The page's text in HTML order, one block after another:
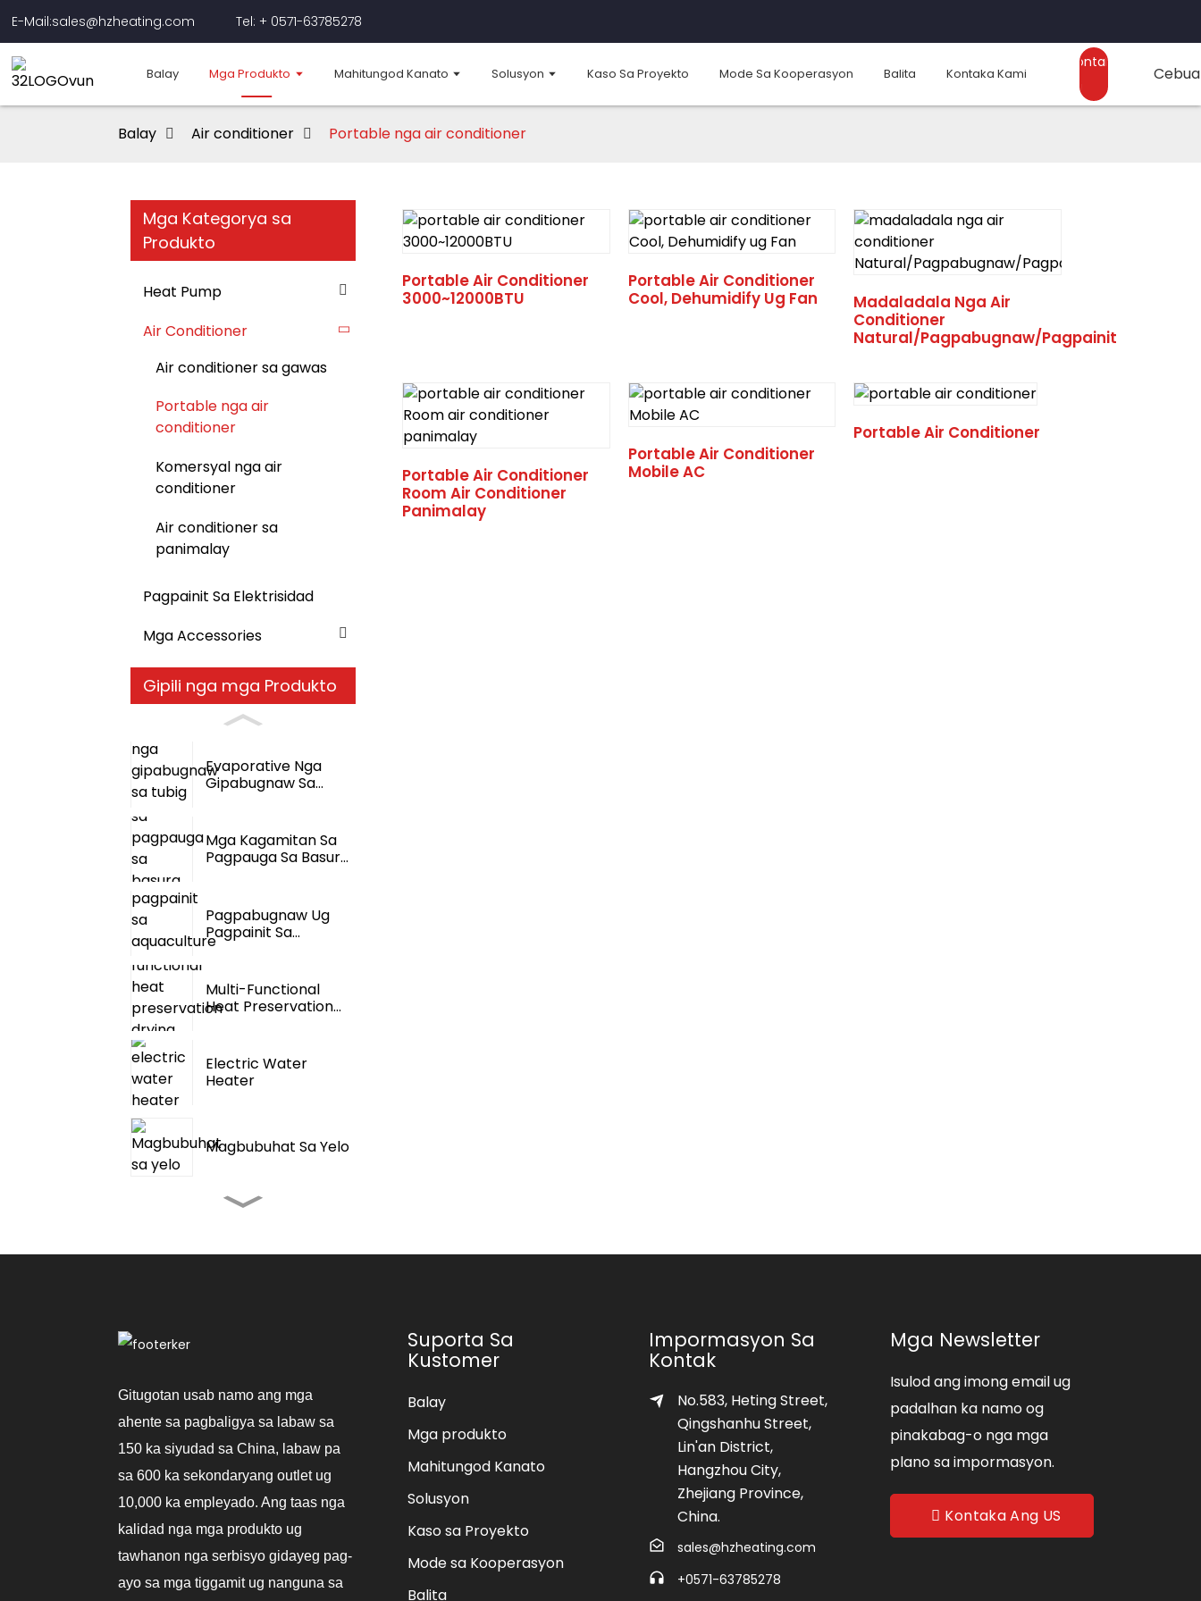
E-Mail:sales@hzheating.com Tel: + 0571-63785278
Balay Mga Produkto Mahitungod Kanato Solusyon Kaso Sa Proyekto Mode Sa Kooperasyon Balita Kontaka Kami
Kontaka
Mi
Balay Air conditioner Portable nga air conditioner
Mga Kategorya sa
Produkto
Heat Pump
Air Conditioner
Air conditioner sa gawas
Portable nga air
conditioner
Komersyal nga air
conditioner
Air conditioner sa
panimalay
Pagpainit Sa Elektrisidad
Mga Accessories
Gipili nga mga Produkto
Evaporative Nga
Gipabugnaw Sa
Mga Kagamitan Sa
Pagpauga Sa Basura
Pagpabugnaw Ug
Pagpainit Sa
Aquaculture Sa Usa
Multi-Functional
Heat Preservation
Electric Water
Heater
Magbubuhat Sa Yelo
Ang Kamping Sa
Dehumidify Ug Fan
Madaladala Nga Air
Conditioner
Natural/Pagpabugnaw/Pagpainit
Portable Air Conditioner
3000~12000BTU
Portable Air Conditioner
Cool, Dehumidify Ug Fan
Madaladala Nga Air
Conditioner
Natural/Pagpabugnaw/Pagpainit
Portable Air Conditioner
Room Air Conditioner
Panimalay
Portable Air Conditioner
Mobile AC
Portable Air Conditioner
Gitugotan usab namo ang mga
ahente sa pagbaligya sa labaw sa
150 ka siyudad sa China, labaw pa
sa 600 ka sekondaryang outlet ug
10,000 ka empleyado. Ang taas nga
kalidad nga mga produkto ug
tawhanon nga serbisyo gidayeg pag-
ayo sa mga tiggamit ug nanguna sa
Suporta Sa
Kustomer
Balay
Mga produkto
Mahitungod Kanato
Solusyon
Kaso sa Proyekto
Mode sa Kooperasyon
Balita
Impormasyon Sa
Kontak
No.583, Heting Street,
Qingshanhu Street,
Lin'an District,
Hangzhou City,
Zhejiang Province,
China.
sales@hzheating.com
+0571-63785278
Mga Newsletter
Isulod ang imong email ug
padalhan ka namo og
pinakabag-o nga mga
plano sa impormasyon.
Kontaka Ang US